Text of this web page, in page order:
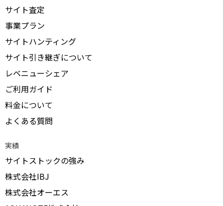
サイト査定
事業プラン
サイトハンティング
サイト引き継ぎについて
レベニューシェア
ご利用ガイド
料金について
よくある質問
実績
サイトストックの強み
株式会社IBJ
株式会社オーエス